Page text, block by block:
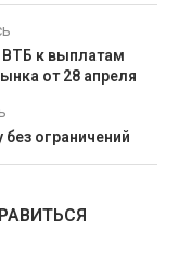
ВТБ к выплатам
от 28 апреля
ограничений